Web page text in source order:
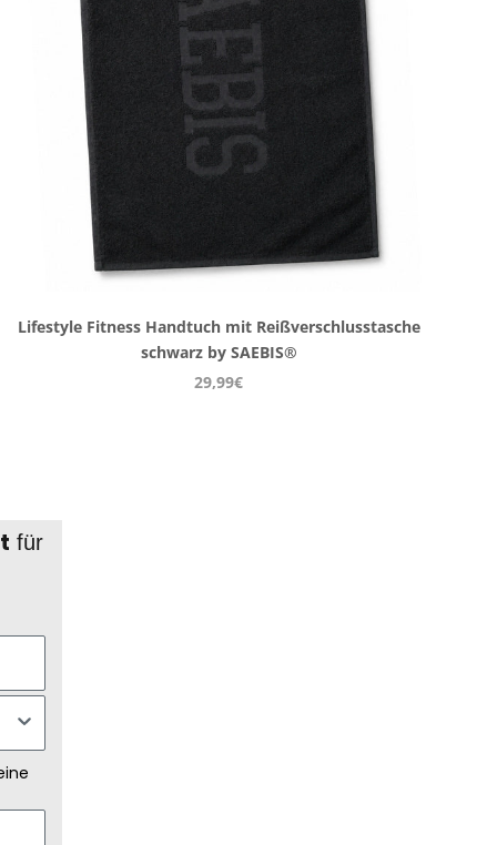
Lifestyle Fitness Handtuch mit Reißverschlusstasche
schwarz by SAEBIS®
29,99€
für